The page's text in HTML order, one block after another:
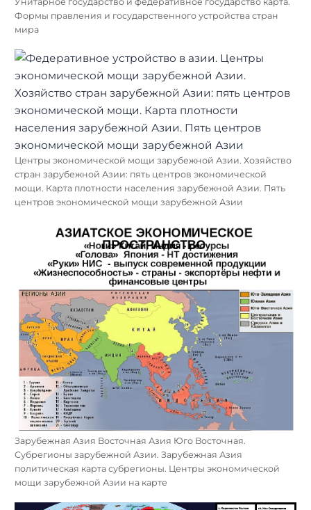
Формы правления и государственного устройства стран
мира
Центры экономической мощи зарубежной Азии. Хозяйство
стран зарубежной Азии: пять центров экономической
мощи. Карта плотности населения зарубежной Азии. Пять
центров экономической мощи зарубежной Азии
Зарубежная Азия Восточная Азия Юго Восточная.
Субрегионы зарубежной Азии. Зарубежная Азия
политическая карта субрегионы. Центры экономической
мощи зарубежной Азии на карте